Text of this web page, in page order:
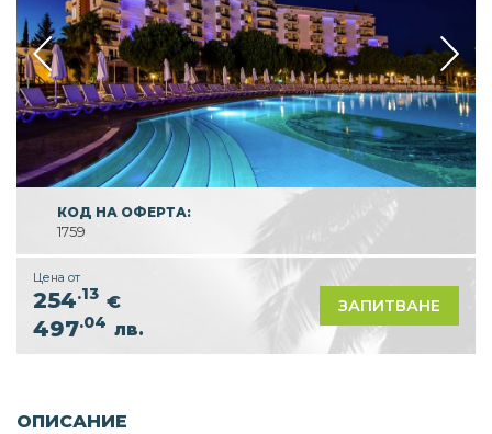
ЕКСКУРЗИИ
ПРАЗНИЦИ
КРУИЗИ
ЗА НАС
КОД НА ОФЕРТА:
1759
Цена от
254.13 €
497.04 лв.
ЗАПИТВАНЕ
ОПИСАНИЕ